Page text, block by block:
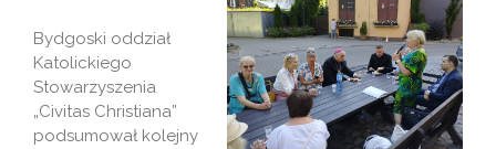
Bydgoski oddział
Katolickiego
Stowarzyszenia
„Civitas Christiana”
podsumował kolejny